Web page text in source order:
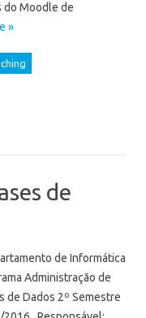
do Moodle de
»
de
de Informática
Administração de
de Dados 2º Semestre